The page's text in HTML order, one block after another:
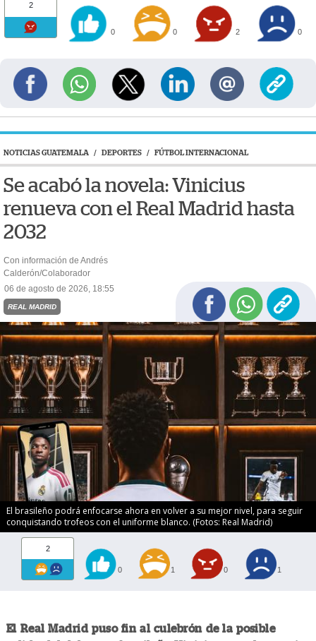
2
0 0 2 0
NOTICIAS GUATEMALA / DEPORTES / FÚTBOL INTERNACIONAL
Se acabó la novela: Vinicius
renueva con el Real Madrid hasta
2032
Con información de Andrés
Calderón/Colaborador
06 de agosto de 2026, 18:55
REAL MADRID
El brasileño podrá enfocarse ahora en volver a su mejor nivel, para seguir
conquistando trofeos con el uniforme blanco. (Fotos: Real Madrid)
2
0 1 0 1
El Real Madrid puso fin al culebrón de la posible